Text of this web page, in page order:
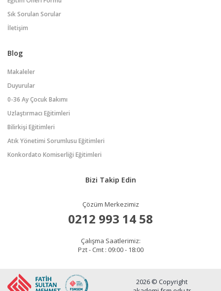
Sık Sorulan Sorular
İletişim
Blog
Makaleler
Duyurular
0-36 Ay Çocuk Bakımı
Uzlaştırmacı Eğitimleri
Bilirkişi Eğitimleri
Atık Yönetimi Sorumlusu Eğitimleri
Konkordato Komiserliği Eğitimleri
Bizi Takip Edin
Çözüm Merkezimiz
0212 993 14 58
Çalışma Saatlerimiz:
Pzt - Cmt : 09:00 - 18:00
2026 © Copyright